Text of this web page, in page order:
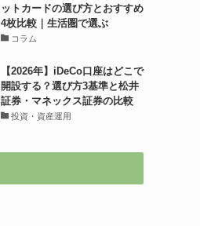
ットカードの選び方とおすすめ
4枚比較｜生活圏で選ぶ
コラム
【2026年】iDeCo口座はどこで
開設する？選び方3基準と松井
証券・マネックス証券の比較
投資・資産運用